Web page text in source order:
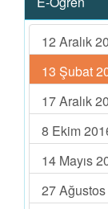
12 Aralık
13 Şubat
17 Aralık
8 Ekim
14 Mayıs
27